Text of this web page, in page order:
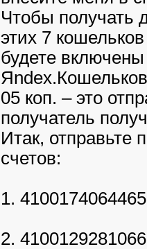
Чтобы получать
этих 7
будете
05 коп. – это
получатель
Итак, отправьте
счетов:
1.
2.